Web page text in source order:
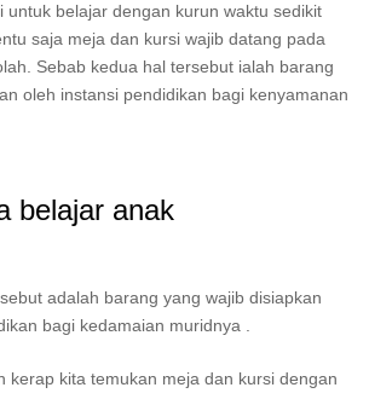
untuk belajar dengan kurun waktu sedikit
saja meja dan kursi wajib datang pada
Sebab kedua hal tersebut ialah barang
oleh instansi pendidikan bagi kenyamanan
belajar anak
adalah barang yang wajib disiapkan
bagi kedamaian muridnya .
kerap kita temukan meja dan kursi dengan